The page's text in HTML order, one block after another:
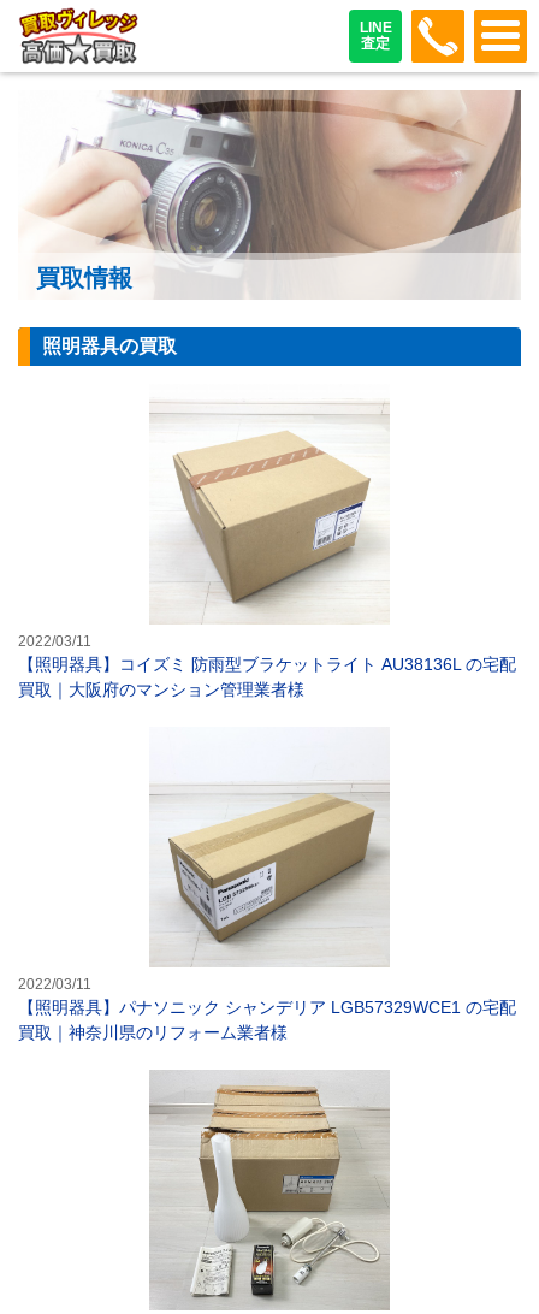
LINE
査定
048-
買取情報
照明器具の買取
2022/03/11
【照明器具】コイズミ 防雨型ブラケットライト AU38136L の宅配
買取｜大阪府のマンション管理業者様
2022/03/11
【照明器具】パナソニック シャンデリア LGB57329WCE1 の宅配
買取｜神奈川県のリフォーム業者様